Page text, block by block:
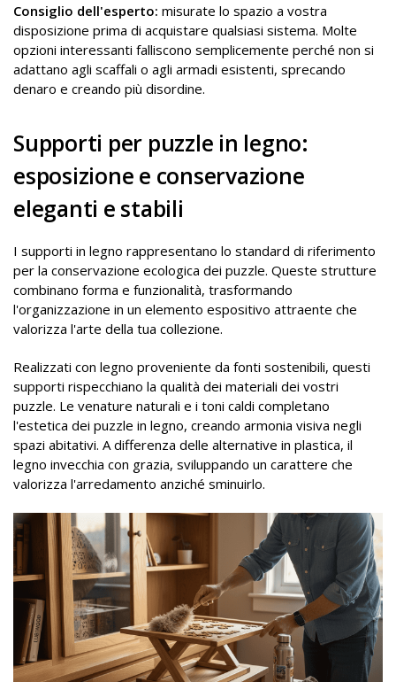
Consiglio dell'esperto: misurate lo spazio a vostra
disposizione prima di acquistare qualsiasi sistema. Molte
opzioni interessanti falliscono semplicemente perché non si
adattano agli scaffali o agli armadi esistenti, sprecando
denaro e creando più disordine.
Supporti per puzzle in legno:
esposizione e conservazione
eleganti e stabili
I supporti in legno rappresentano lo standard di riferimento
per la conservazione ecologica dei puzzle. Queste strutture
combinano forma e funzionalità, trasformando
l'organizzazione in un elemento espositivo attraente che
valorizza l'arte della tua collezione.
Realizzati con legno proveniente da fonti sostenibili, questi
supporti rispecchiano la qualità dei materiali dei vostri
puzzle. Le venature naturali e i toni caldi completano
l'estetica dei puzzle in legno, creando armonia visiva negli
spazi abitativi. A differenza delle alternative in plastica, il
legno invecchia con grazia, sviluppando un carattere che
valorizza l'arredamento anziché sminuirlo.